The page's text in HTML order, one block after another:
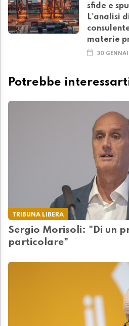
sfide e
L'analisi
materie
30
Potrebbe
TRIBUNA LIBERA
Sergio Morisoli: "Di un
particolare"